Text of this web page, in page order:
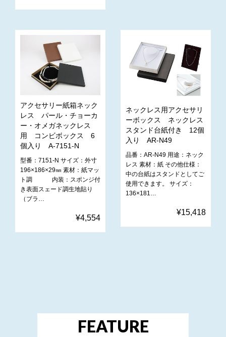
アクセサリー紙箱ネック
レス パール・チョーカ
ー・オメガネックレス
用 コンビボックス 6
個入り A-7151-N
型番：7151-N サイズ：外寸
196×186×29㎜ 素材：紙マッ
ト調 内装：スポンジ付
き表面スェード調生地貼り
（ブラ…
¥4,554
ネックレス用アクセサリ
ーボックス ネックレス
スタンド台紙付き 12個
入り AR-N49
品番：AR-N49 用途：ネック
レス 素材：紙 その他仕様：
中の台紙はスタンドとしてご
使用できます。 サイズ：
136×181…
¥15,418
FEATURE